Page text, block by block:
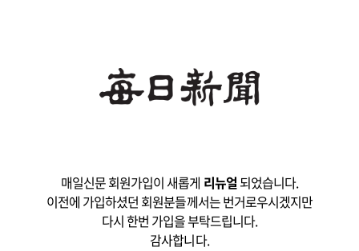
매일신문 회원가입이 새롭게 리뉴얼 되었습니다.
이전에 가입하셨던 회원분들께서는 번거로우시겠지만
다시 한번 가입을 부탁드립니다.
감사합니다.